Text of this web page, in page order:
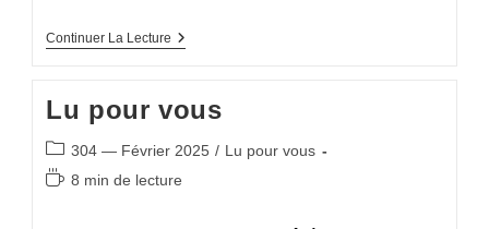
Continuer La Lecture Lu
Lu pour vous
Post
category:
304 — Février 2025 / Lu pour vous
Temps8 min de lecture